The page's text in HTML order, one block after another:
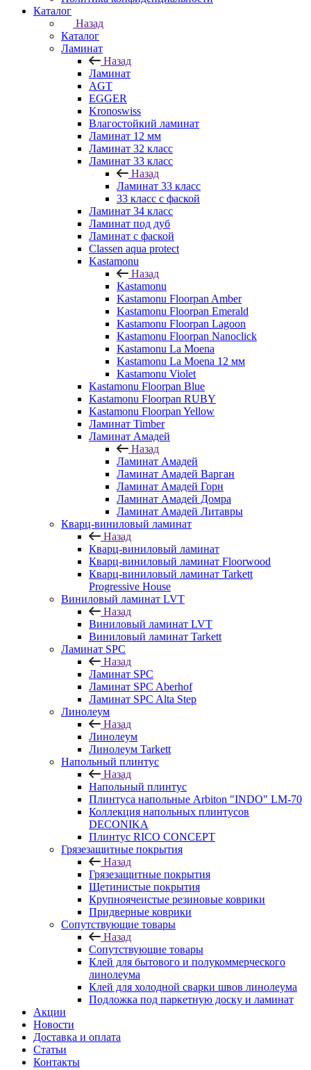
Каталог
Назад
Каталог
Ламинат
Назад
Ламинат
AGT
EGGER
Kronoswiss
Влагостойкий ламинат
Ламинат 12 мм
Ламинат 32 класс
Ламинат 33 класс
Назад
Ламинат 33 класс
33 класс с фаской
Ламинат 34 класс
Ламинат под дуб
Ламинат с фаской
Classen aqua protect
Kastamonu
Назад
Kastamonu
Kastamonu Floorpan Amber
Kastamonu Floorpan Emerald
Kastamonu Floorpan Lagoon
Kastamonu Floorpan Nanoclick
Kastamonu La Moena
Kastamonu La Moena 12 мм
Kastamonu Violet
Kastamonu Floorpan Blue
Kastamonu Floorpan RUBY
Kastamonu Floorpan Yellow
Ламинат Timber
Ламинат Амадей
Назад
Ламинат Амадей
Ламинат Амадей Варган
Ламинат Амадей Горн
Ламинат Амадей Домра
Ламинат Амадей Литавры
Кварц-виниловый ламинат
Назад
Кварц-виниловый ламинат
Кварц-виниловый ламинат Floorwood
Кварц-виниловый ламинат Tarkett
Progressive House
Виниловый ламинат LVT
Назад
Виниловый ламинат LVT
Виниловый ламинат Tarkett
Ламинат SPC
Назад
Ламинат SPC
Ламинат SPC Aberhof
Ламинат SPC Alta Step
Линолеум
Назад
Линолеум
Линолеум Tarkett
Напольный плинтус
Назад
Напольный плинтус
Плинтуса напольные Arbiton "INDO" LM-70
Коллекция напольных плинтусов
DECONIKA
Плинтус RICO CONCEPT
Грязезащитные покрытия
Назад
Грязезащитные покрытия
Щетинистые покрытия
Крупноячеистые резиновые коврики
Придверные коврики
Сопутствующие товары
Назад
Сопутствующие товары
Клей для бытового и полукоммерческого
линолеума
Клей для холодной сварки швов линолеума
Подложка под паркетную доску и ламинат
Акции
Новости
Доставка и оплата
Статьи
Контакты